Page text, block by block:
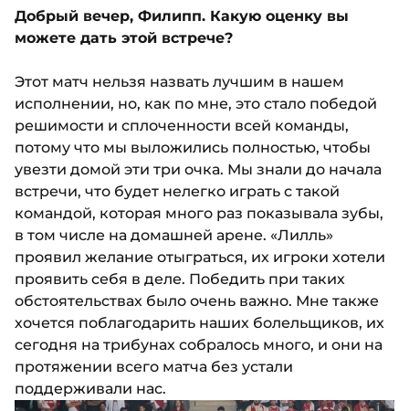
Добрый вечер, Филипп. Какую оценку вы
можете дать этой встрече?
Этот матч нельзя назвать лучшим в нашем
исполнении, но, как по мне, это стало победой
решимости и сплоченности всей команды,
потому что мы выложились полностью, чтобы
увезти домой эти три очка. Мы знали до начала
встречи, что будет нелегко играть с такой
командой, которая много раз показывала зубы,
в том числе на домашней арене. «Лилль»
проявил желание отыграться, их игроки хотели
проявить себя в деле. Победить при таких
обстоятельствах было очень важно. Мне также
хочется поблагодарить наших болельщиков, их
сегодня на трибунах собралось много, и они на
протяжении всего матча без устали
поддерживали нас.